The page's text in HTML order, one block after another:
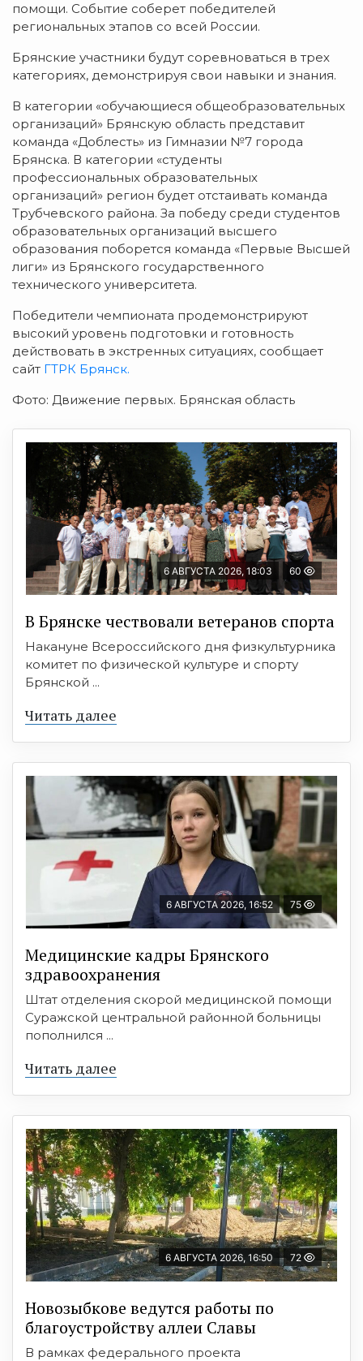
помощи. Событие соберет победителей
региональных этапов со всей России.
Брянские участники будут соревноваться в трех
категориях, демонстрируя свои навыки и знания.
В категории «обучающиеся общеобразовательных
организаций» Брянскую область представит
команда «Доблесть» из Гимназии №7 города
Брянска. В категории «студенты
профессиональных образовательных
организаций» регион будет отстаивать команда
Трубчевского района. За победу среди студентов
образовательных организаций высшего
образования поборется команда «Первые Высшей
лиги» из Брянского государственного
технического университета.
Победители чемпионата продемонстрируют
высокий уровень подготовки и готовность
действовать в экстренных ситуациях, сообщает
сайт ГТРК Брянск.
Фото: Движение первых. Брянская область
6 АВГУСТА 2026, 18:03 60
В Брянске чествовали ветеранов спорта
Накануне Всероссийского дня физкультурника
комитет по физической культуре и спорту
Брянской ...
Читать далее
6 АВГУСТА 2026, 16:52 75
Медицинские кадры Брянского
здравоохранения
Штат отделения скорой медицинской помощи
Суражской центральной районной больницы
пополнился ...
Читать далее
6 АВГУСТА 2026, 16:50 72
Новозыбкове ведутся работы по
благоустройству аллеи Славы
В рамках федерального проекта